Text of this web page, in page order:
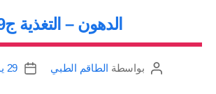
الدهون – التغذية ج9
كاتببواسطة الطاقم الطبي
تاريخ
29 يوليو، 2026